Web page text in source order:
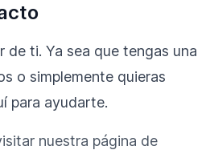
de ti. Ya sea que tengas una
o simplemente quieras
para ayudarte.
nuestra página de